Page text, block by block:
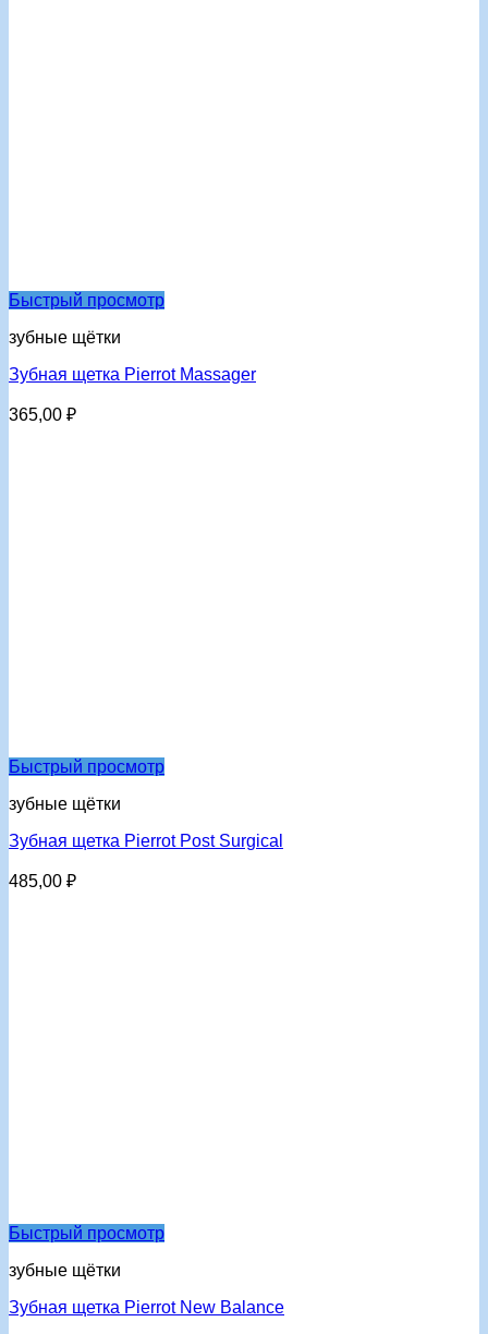
Быстрый просмотр
зубные щётки
Зубная щетка Pierrot Massager
365,00 ₽
Быстрый просмотр
зубные щётки
Зубная щетка Pierrot Post Surgical
485,00 ₽
Быстрый просмотр
зубные щётки
Зубная щетка Pierrot New Balance